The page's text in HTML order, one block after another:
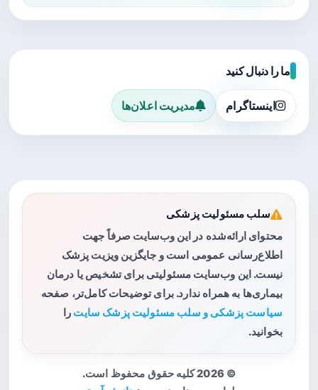
ما را دنبال کنید
اینستاگرام مدیریت اعلان‌ها
سلب مسئولیت پزشکی
محتوای ارائه‌شده در این وب‌سایت صرفاً جهت
اطلاع‌رسانی عمومی است و جایگزین ویزیت پزشک
نیست. این وب‌سایت مسئولیتی برای تشخیص یا درمان
بیماری‌ها به همراه ندارد. برای توضیحات کامل‌تر، صفحه
سیاست پزشکی و سلب مسئولیت پزشک سایت را
بخوانید.
© 2026 کلیه حقوق محفوظ است.